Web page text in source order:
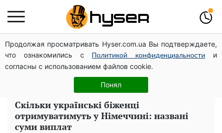
Продолжая просматривать Hyser.com.ua Вы подтверждаете,
что ознакомились с
Политикой конфиденциальности
и
согласны с использованием файлов cookie.
Понял
Гола Олена Тополя у цікавих позах змусила відвисати
щелепи: злив відео – було лише початком
Його доведеться просто вилити: скільки можна
зберігати бензин у пластиковій каністрі
Скільки українські біженці
отримуватимуть у Німеччині: названі
суми виплат